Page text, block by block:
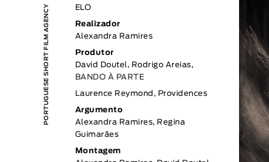
PORTUGUESE SHORT FILM AGENCY
ELO
Realizador
Alexandra Ramires
Produtor
David Doutel, Rodrigo Areias,
BANDO À PARTE
Laurence Reymond, Providences
Argumento
Alexandra Ramires, Regina
Guimarães
Montagem